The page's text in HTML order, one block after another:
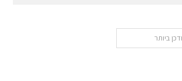
ביותר